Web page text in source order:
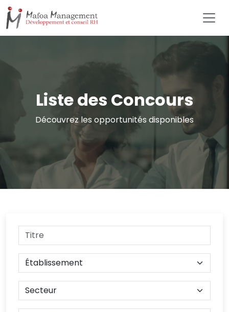
Liste des Concours
Découvrez les opportunités disponibles